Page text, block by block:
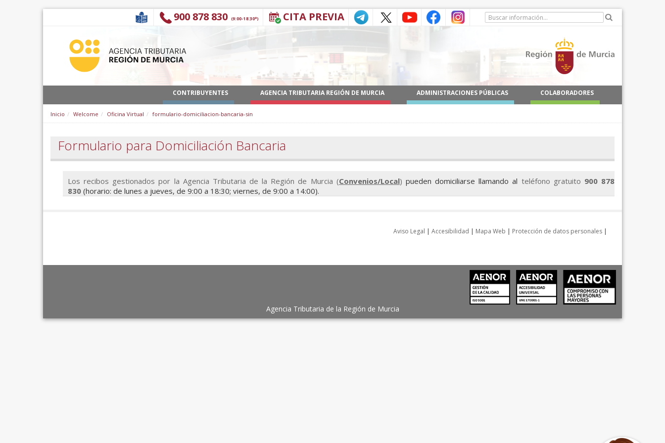
CITA PREVIA
900 878 830 (9:00-18:30*)
CONTRIBUYENTES AGENCIA TRIBUTARIA REGIÓN DE MURCIA ADMINISTRACIONES PÚBLICAS COLABORADORES
Inicio Welcome Oficina Virtual formulario-domiciliacion-bancaria-sin
Formulario para Domiciliación Bancaria
Los recibos gestionados por la Agencia Tributaria de la Región de Murcia (Convenios/Local) pueden domiciliarse llamando al teléfono gratuito 900 878
830 (horario: de lunes a jueves, de 9:00 a 18:30; viernes, de 9:00 a 14:00).
Aviso Legal | Accesibilidad | Mapa Web | Protección de datos personales |
Agencia Tributaria de la Región de Murcia